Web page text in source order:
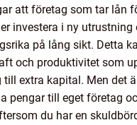
att företag som tar lån
investera i ny utrustning
på lång sikt. Detta
och produktivitet som
extra kapital. Men det
pengar till eget företag
du har en